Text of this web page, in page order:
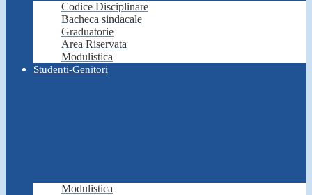
Codice Disciplinare
Bacheca sindacale
Graduatorie
Area Riservata
Modulistica
Studenti-Genitori
Modulistica